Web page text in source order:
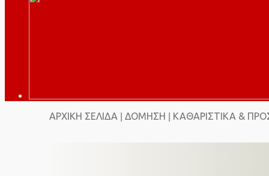
ΑΡΧΙΚΉ ΣΕΛΊΔΑ ΔΌΜΗΣΗ ΚΑΘΑΡΙΣΤΙΚΆ &